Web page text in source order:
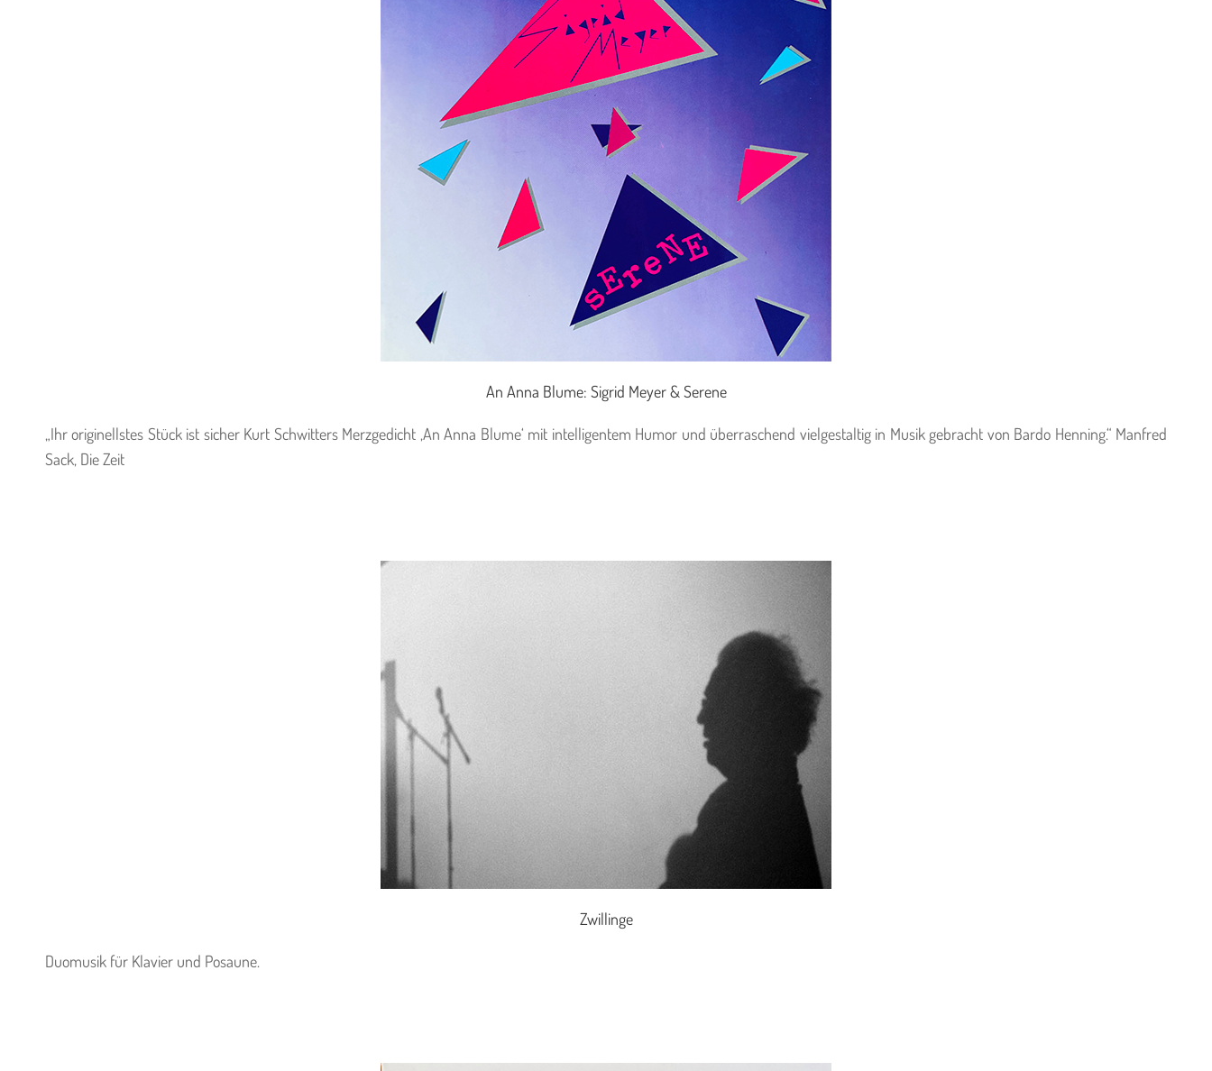
An Anna Blume: Sigrid Meyer & Serene
„Ihr originellstes Stück ist sicher Kurt Schwitters Merzgedicht ‚An Anna Blume‘ mit intelligentem Humor und überraschend vielgestaltig in Musik gebracht von Bardo Henning.“ Manfred
Sack, Die Zeit
Zwillinge
Duomusik für Klavier und Posaune.